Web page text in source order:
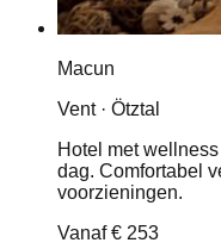
Macun
Vent · Ötztal
Hotel met
dag. Comfortabel
voorzieningen.
Vanaf€ 253